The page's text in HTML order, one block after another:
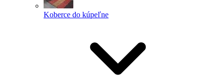
Koberce do kúpeľne